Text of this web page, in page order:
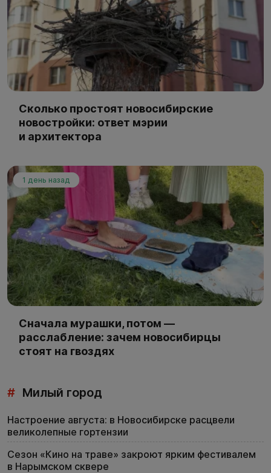
Сколько простоят новосибирские
новостройки: ответ мэрии
и архитектора
1 день назад
Сначала мурашки, потом —
расслабление: зачем новосибирцы
стоят на гвоздях
# Милый город
Настроение августа: в Новосибирске расцвели
великолепные гортензии
Сезон «Кино на траве» закроют ярким фестивалем
в Нарымском сквере